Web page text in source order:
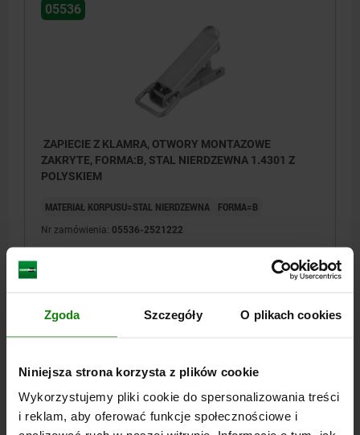
Zgoda Szczegóły O plikach cookies
Niniejsza strona korzysta z plików cookie
Wykorzystujemy pliki cookie do spersonalizowania treści
i reklam, aby oferować funkcje społecznościowe i
05536
ZAPIECIE Z KLAMRA, OTWORY MONTAZOWE
ZAKRYTE, FORMA:B, STAL NIERDZEWNA 1.4301 Z
POLYSKIEM
MATERIAŁ KORPUSU=STAL NIERDZEWNA FORMA=B
Nr zamówienia: 05536-2521222
SZCZEGÓŁY
SZCZEGÓŁY